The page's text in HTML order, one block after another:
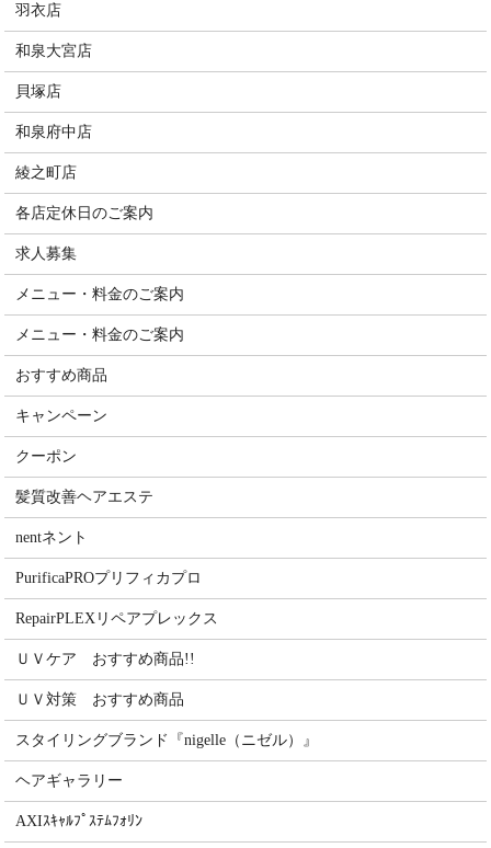
羽衣店
和泉大宮店
貝塚店
和泉府中店
綾之町店
各店定休日のご案内
求人募集
メニュー・料金のご案内
メニュー・料金のご案内
おすすめ商品
キャンペーン
クーポン
髪質改善ヘアエステ
nentネント
PurificaPROプリフィカプロ
RepairPLEXリペアプレックス
ＵＶケア おすすめ商品!!
ＵＶ対策 おすすめ商品
スタイリングブランド『nigelle（ニゼル）』
ヘアギャラリー
AXIｽｷｬﾙﾌﾟｽﾃﾑﾌｫﾘﾝ